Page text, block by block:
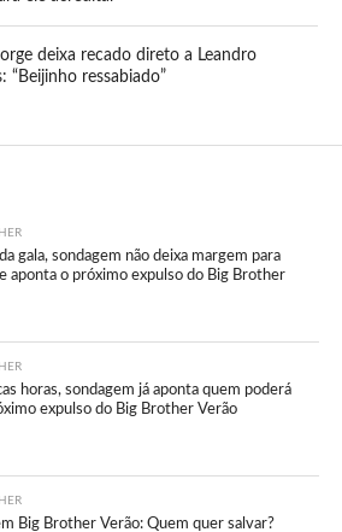
deixa recado direto a Leandro
“Beijinho ressabiado”
gala, sondagem não deixa margem para
aponta o próximo expulso do Big Brother
horas, sondagem já aponta quem poderá
expulso do Big Brother Verão
Big Brother Verão: Quem quer salvar?